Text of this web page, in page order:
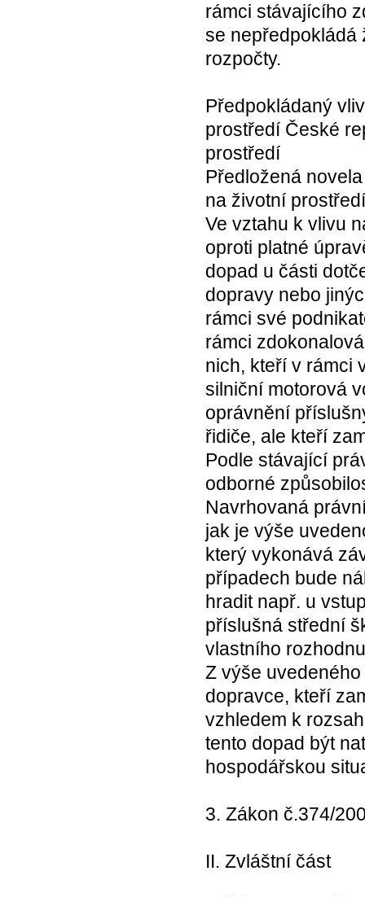
rámci stávajícího
se nepředpokládá
rozpočty.
Předpokládaný
prostředí České
prostředí
Předložená
na životní
Ve vztahu k vlivu
oproti platné
dopad u části
dopravy nebo
rámci své
rámci
nich, kteří v rámci
silniční motorová
oprávnění
řidiče, ale kteří
Podle stávající
odborné
Navrhovaná
jak je výše
který vykonává
případech bude
hradit např. u
příslušná střední
vlastního
Z výše
dopravce, kteří
vzhledem k
tento dopad být
hospodářskou
3. Zákon č.374/
II. Zvláštní část